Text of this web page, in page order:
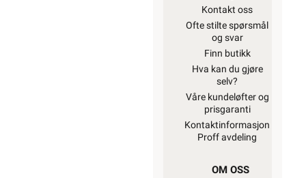
Kontakt oss
Ofte stilte spørsmål
og svar
Finn butikk
Hva kan du gjøre
selv?
Våre kundeløfter og
prisgaranti
Kontaktinformasjon
Proff avdeling
OM OSS